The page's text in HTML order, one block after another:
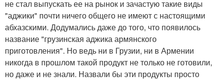
не стал выпускать ее на рынок и зачастую такие виды
"аджики" почти ничего общего не имеют с настоящими
абхазскими. Додумались даже до того, что появилось
название "грузинская аджика армянского
приготовления". Но ведь ни в Грузии, ни в Армении
никогда в прошлом такой продукт не только не готовили,
но даже и не знали. Назвали бы эти продукты просто